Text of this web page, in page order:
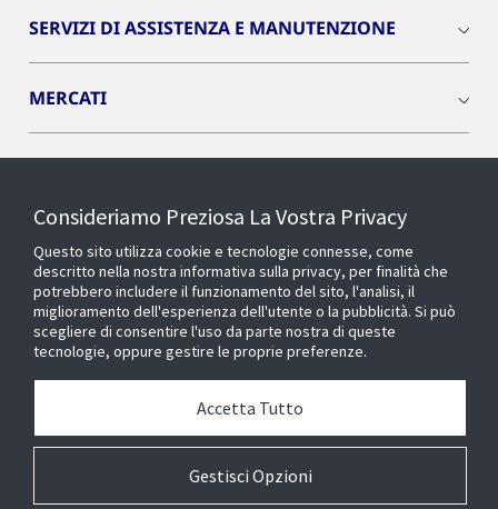
SERVIZI DI ASSISTENZA E MANUTENZIONE
MERCATI
OPENBLUE
SMART BUILDINGS
Chi siamo
Consideriamo Preziosa La Vostra Privacy
Questo sito utilizza cookie e tecnologie connesse, come
descritto nella nostra informativa sulla privacy, per finalità che
potrebbero includere il funzionamento del sito, l'analisi, il
miglioramento dell'esperienza dell'utente o la pubblicità. Si può
scegliere di consentire l'uso da parte nostra di queste
tecnologie, oppure gestire le proprie preferenze.
Gestisci Opzioni
Accetta Tutto